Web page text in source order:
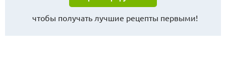
чтобы получать лучшие рецепты первыми!